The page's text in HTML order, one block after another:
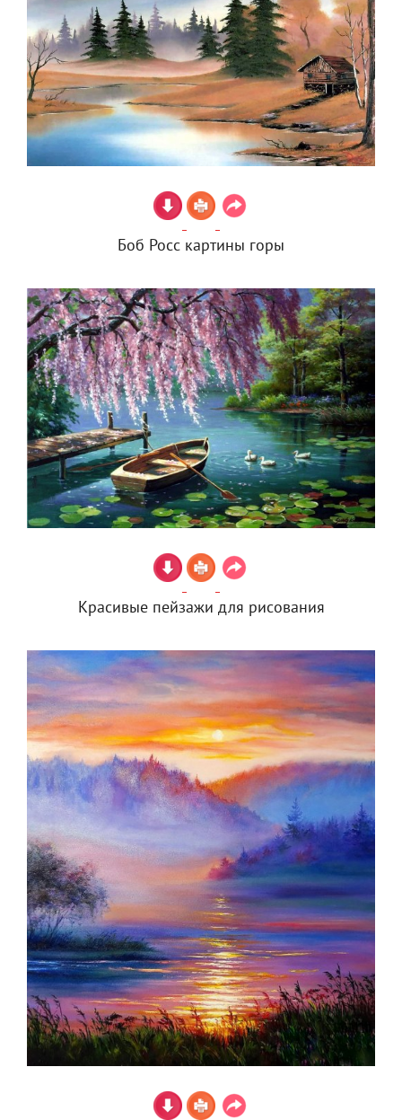
Боб Росс картины горы
Красивые пейзажи для рисования